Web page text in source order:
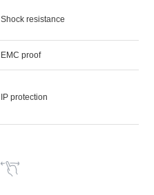
Shock resistance
EMC proof
IP protection